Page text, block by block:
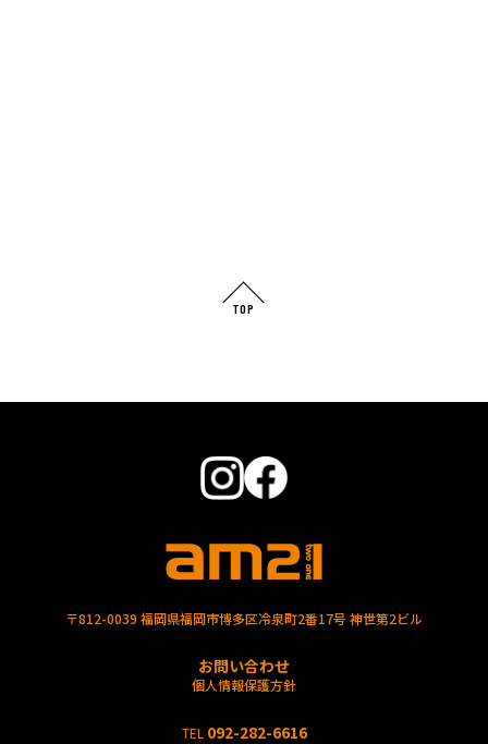
TOP
〒812-0039 福岡県福岡市博多区冷泉町2番17号 神世第2ビル
お問い合わせ
個人情報保護方針
TEL 092-282-6616